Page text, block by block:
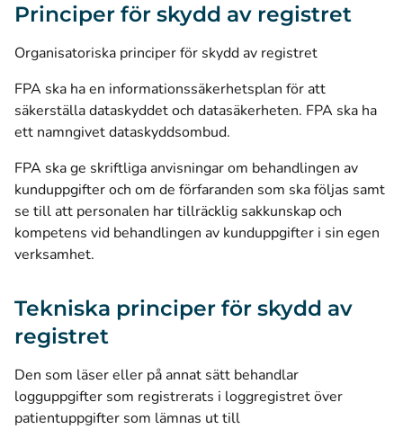
Principer för skydd av registret
Organisatoriska principer för skydd av registret
FPA ska ha en informationssäkerhetsplan för att
säkerställa dataskyddet och datasäkerheten. FPA ska ha
ett namngivet dataskyddsombud.
FPA ska ge skriftliga anvisningar om behandlingen av
kunduppgifter och om de förfaranden som ska följas samt
se till att personalen har tillräcklig sakkunskap och
kompetens vid behandlingen av kunduppgifter i sin egen
verksamhet.
Tekniska principer för skydd av
registret
Den som läser eller på annat sätt behandlar
logguppgifter som registrerats i loggregistret över
patientuppgifter som lämnas ut till